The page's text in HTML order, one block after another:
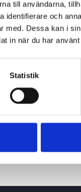
till användarna,
och
med. Dessa kan i
in när du har
Statistik